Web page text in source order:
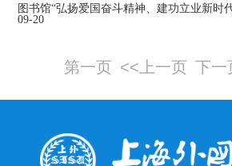
图书馆“弘扬爱国奋斗精神、建功立业新时
09-20
第一页 <<上一页 下一